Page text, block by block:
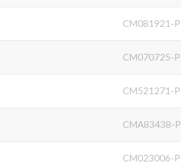
CM081921-P
CM070725-P
CM521271-P
CMA83438-P
CM023006-P